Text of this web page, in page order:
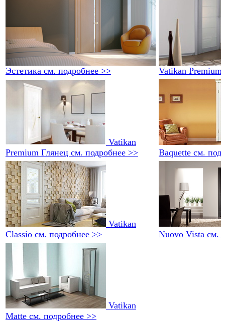
Эстетика см. подробнее >> Vatikan Premium
Vatikan
Premium Глянец см. подробнее >> Baquette см.
Vatikan
Classio см. подробнее >> Nuovo Vista см.
Vatikan
Matte см. подробнее >>